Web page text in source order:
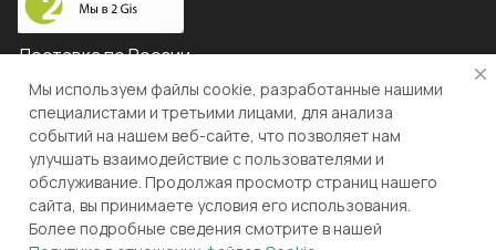
Доставка по России
© 2026 "ЛЕВША"
Конфиденциальность
Оферта
Разработка и поддержка gianit.ru
Мы используем файлы cookie, разработанные нашими
специалистами и третьими лицами, для анализа
событий на нашем веб-сайте, что позволяет нам
улучшать взаимодействие с пользователями и
обслуживание. Продолжая просмотр страниц нашего
сайта, вы принимаете условия его использования.
Более подробные сведения смотрите в нашей